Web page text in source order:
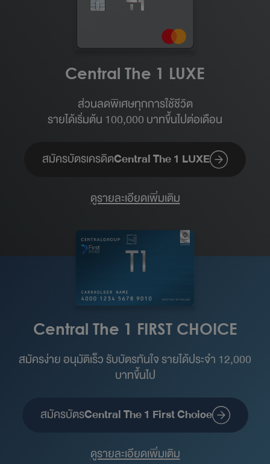
Central The 1 LUXE
ส่วนลดพิเศษทุกการใช้ชีวิต
รายได้เริ่มต้น 100,000 บาทขึ้นไปต่อเดือน​
สมัครบัตรเครดิตCentral The 1 LUXE
ดูรายละเอียดเพิ่มเติม
Central The 1 FIRST CHOICE
สมัครง่าย อนุมัติเร็ว รับบัตรทันใจ รายได้ประจำ 12,000
บาทขึ้นไป
สมัครบัตรCentral The 1 First Choice
ดูรายละเอียดเพิ่มเติม